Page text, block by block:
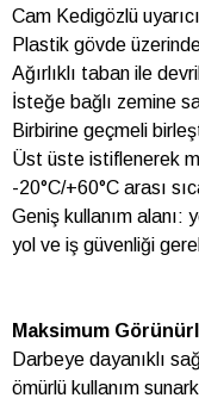
Cam Kedigözlü
Plastik gövde
Ağırlıklı taban ile
İsteğe bağlı zemine
Birbirine geçmeli
Üst üste istiflenerek
-20°C/+60°C arası
Geniş kullanım alanı:
yol ve iş güvenliği
Maksimum
Darbeye dayanıklı
ömürlü kullanım